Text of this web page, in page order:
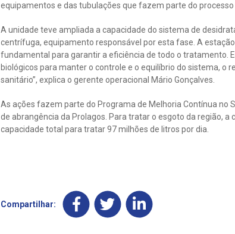
equipamentos e das tubulações que fazem parte do
A unidade teve ampliada a capacidade do sistema de
centrífuga, equipamento responsável por esta fase. A
fundamental para garantir a eficiência de todo o tratamento.
biológicos para manter o controle e o equilíbrio do sistema,
sanitário”, explica o gerente operacional Mário Gonçalves.
As ações fazem parte do Programa de Melhoria Contínua no
de abrangência da Prolagos. Para tratar o esgoto da região,
capacidade total para tratar 97 milhões de litros por dia.
Compartilhar: